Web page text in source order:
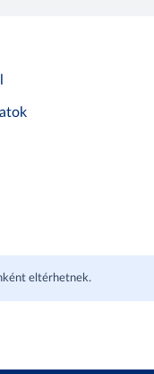
eltérhetnek.